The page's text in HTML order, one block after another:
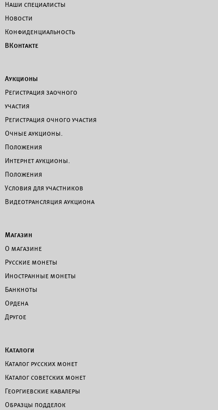
Наши специалисты
Новости
Конфиденциальность
ВКонтакте
Аукционы
Регистрация заочного
участия
Регистрация очного участия
Очные аукционы.
Положения
Интернет аукционы.
Положения
Условия для участников
Видеотрансляция аукциона
Магазин
О магазине
Русские монеты
Иностранные монеты
Банкноты
Ордена
Другое
Каталоги
Каталог русских монет
Каталог советских монет
Георгиевские кавалеры
Образцы подделок